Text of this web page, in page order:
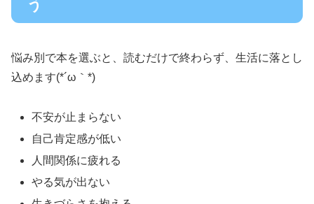
う
悩み別で本を選ぶと、読むだけで終わらず、生活に落とし
込めます(*´ω｀*)
不安が止まらない
自己肯定感が低い
人間関係に疲れる
やる気が出ない